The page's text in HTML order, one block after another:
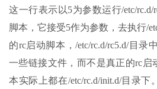
这一行表示以5为参数运行/etc/rc.d/
脚本，它接受5作为参数，去执行/
的rc启动脚本，/etc/rc.d/rc5.d/目录
一些链接文件，而不是真正的rc启
本实际上都在/etc/rc.d/init.d/目录